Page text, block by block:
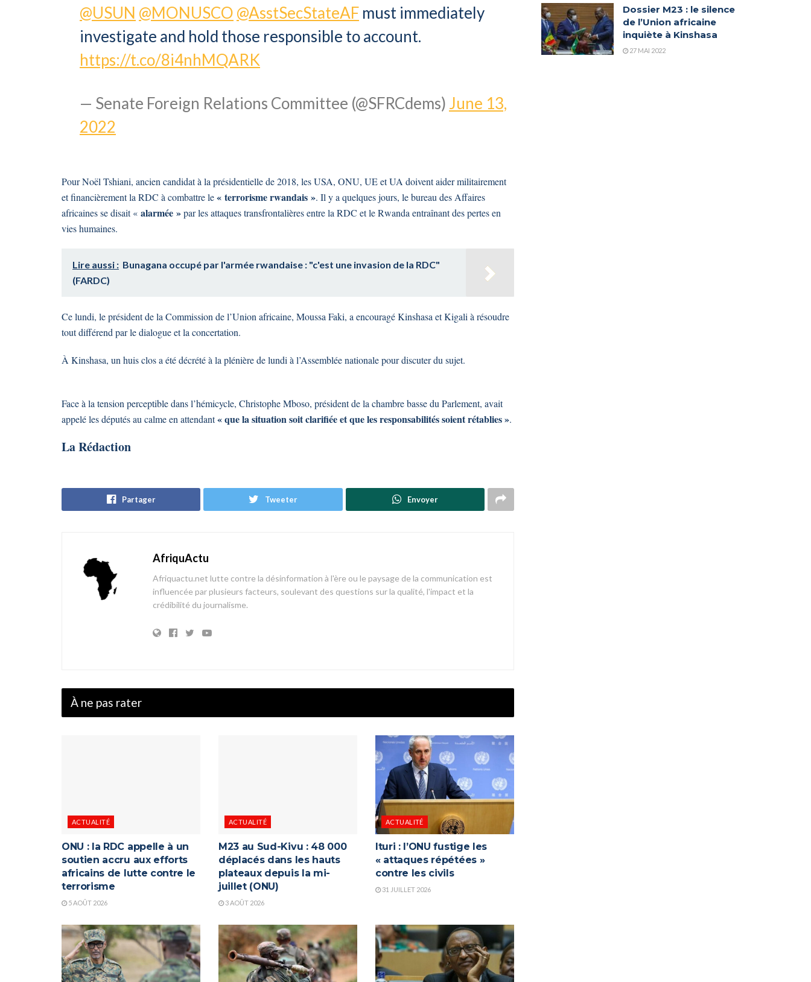
@USUN @MONUSCO @AsstSecStateAF must immediately
investigate and hold those responsible to account.
https://t.co/8i4nhMQARK
— Senate Foreign Relations Committee (@SFRCdems) June 13,
2022
Pour Noël Tshiani, ancien candidat à la présidentielle de 2018, les USA, ONU, UE et UA doivent aider militairement
et financièrement la RDC à combattre le« terrorisme rwandais ». Il y a quelques jours, le bureau des Affaires
africaines se disait « alarmée »par les attaques transfrontalières entre la RDC et le Rwanda entraînant des pertes en
vies humaines.
Lire aussi : Bunagana occupé par l'armée rwandaise : "c'est une invasion de la RDC"
(FARDC)
Ce lundi, le président de la Commission de l’Union africaine, Moussa Faki, a encouragé Kinshasa et Kigali à résoudre
tout différend par le dialogue et la concertation.
À Kinshasa, un huis clos a été décrété à la plénière de lundi à l’Assemblée nationale pour discuter du sujet.
Face à la tension perceptible dans l’hémicycle, Christophe Mboso, président de la chambre basse du Parlement, avait
appelé les députés au calme en attendant« que la situation soit clarifiée et que les responsabilités soient rétablies ».
La Rédaction
Partager Tweeter Envoyer
AfriquActu
Afriquactu.net lutte contre la désinformation à l'ère ou le paysage de la communication est
influencée par plusieurs facteurs, soulevant des questions sur la qualité, l'impact et la
crédibilité du journalisme.
À ne pas rater
ACTUALITÉ
ONU : la RDC appelle à un
soutien accru aux efforts
africains de lutte contre le
terrorisme
5 AOÛT 2026
ACTUALITÉ
M23 au Sud-Kivu : 48 000
déplacés dans les hauts
plateaux depuis la mi-
juillet (ONU)
3 AOÛT 2026
ACTUALITÉ
Ituri : l’ONU fustige les
« attaques répétées »
contre les civils
31 JUILLET 2026
Dossier M23 : le silence
de l’Union africaine
inquiète à Kinshasa
27 MAI 2022